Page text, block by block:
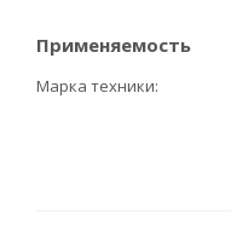
Применяемость
Марка техники